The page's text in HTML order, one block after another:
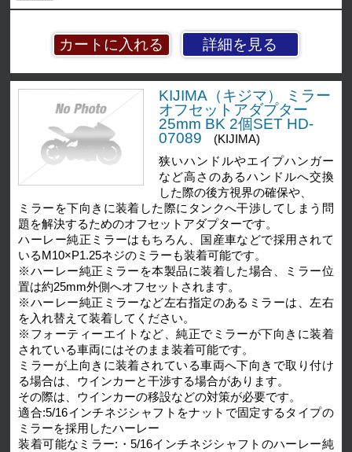
詳細を見る
KIJIMA（キジマ） ミラー
オフセットアダプター
25mm BK 2個SET HD-
07089
(KIJIMA)
狭いハンドルやエイプハンガー
など高さのあるハンドルへ交換
した際の後方視界の確保や、
ミラーを下向きに装着した際にタンクへ干渉してしまう問
題を解決するためのオフセットアダプターです。
ハーレー純正ミラーはもちろん、国産車などで採用されて
いるM10×P1.25ネジのミラーも装着可能です。
※ハーレー純正ミラーを本製品に装着した場合、ミラー位
置は約25mm外側へオフセットされます。
※ハーレー純正ミラーなど左右指定のあるミラーは、左右
を入れ替えて装着してください。
※フォーティーエイトなど、純正でミラーが下向きに装着
されている車両にはそのまま装着可能です。
ミラーが上向きに装着されている車両へ下向きで取り付け
る場合は、ウインカーと干渉する場合があります。
その際は、ウインカーの移設などの対策が必要です。
適合:5/16インチネジシャフトをナットで固定するタイプの
ミラーを採用したハーレー
装着可能なミラー:・5/16インチネジシャフトのハーレー純